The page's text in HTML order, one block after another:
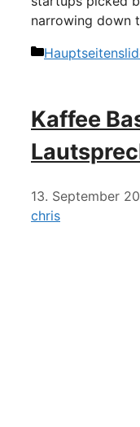
narrowing down
Kategorien
Kaffee
13. September
chris